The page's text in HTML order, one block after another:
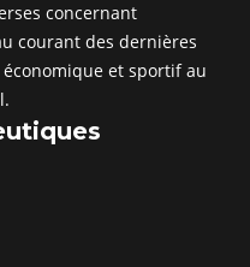
concernant
courant des dernières
et sportif au